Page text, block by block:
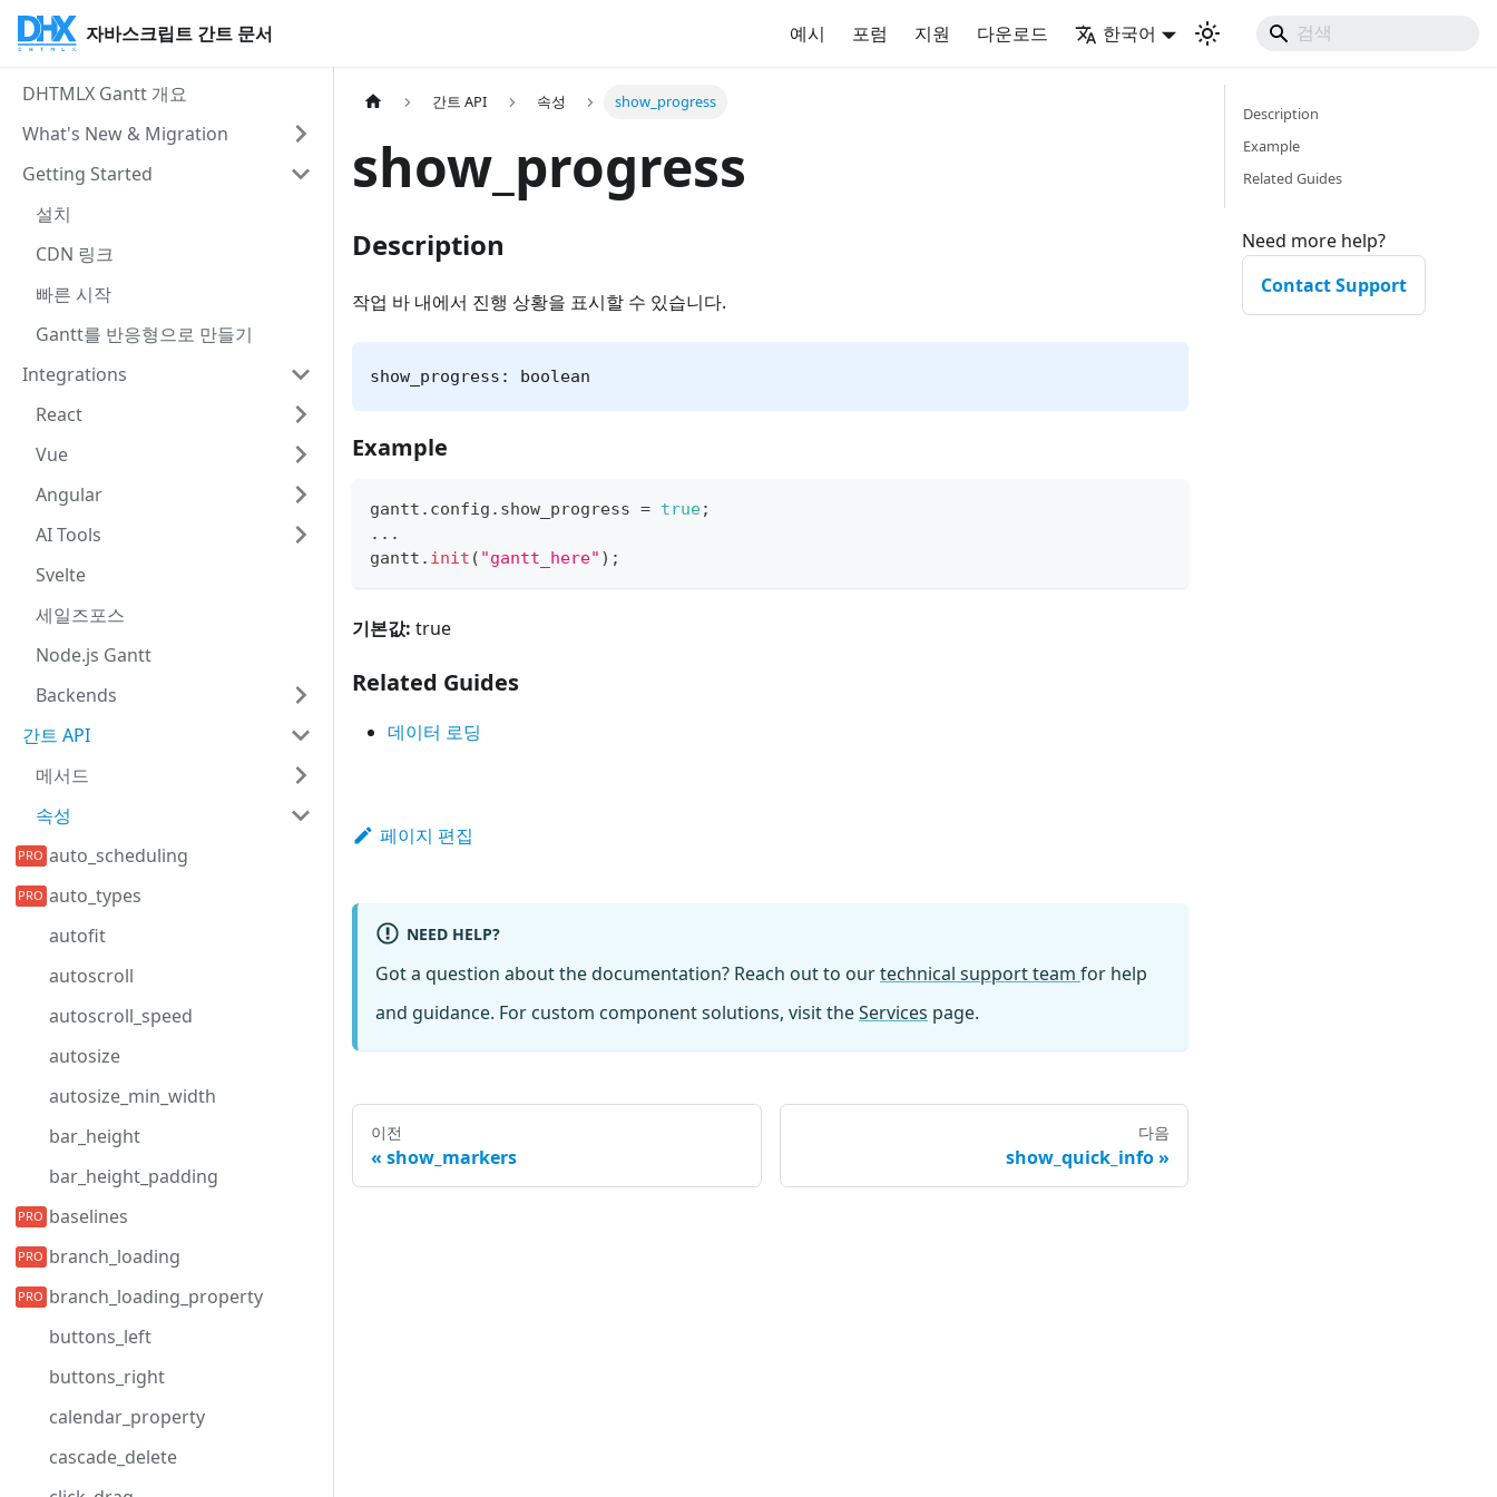
자바스크립트 간트 문서 예시 포럼 지원 다운로드 한국어
DHTMLX Gantt 개요
What's New & Migration
Getting Started
설치
CDN 링크
빠른 시작
Gantt를 반응형으로 만들기
Integrations
React
Vue
Angular
AI Tools
Svelte
세일즈포스
Node.js Gantt
Backends
간트 API
메서드
속성
auto_scheduling
auto_types
autofit
autoscroll
autoscroll_speed
autosize
autosize_min_width
bar_height
bar_height_padding
baselines
branch_loading
branch_loading_property
buttons_left
buttons_right
calendar_property
cascade_delete
간트 API 속성 show_progress
show_progress
Description
작업 바 내에서 진행 상황을 표시할 수 있습니다.
show_progress: boolean
Example
gantt . config . show_progress = true;
...
gantt . init ( "gantt_here" ) ;
기본값: true
Related Guides
데이터 로딩
페이지 편집
NEED HELP?
Got a question about the documentation? Reach out to ourtechnical support team for help
and guidance. For custom component solutions, visit theServices page.
이전
show_markers
다음
show_quick_info
Description
Example
Related Guides
Need more help?
Contact Support